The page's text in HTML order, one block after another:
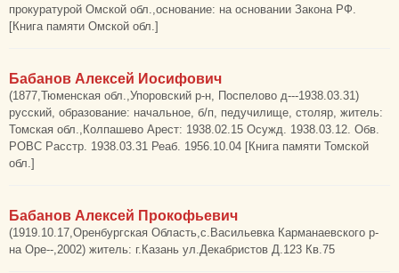
прокуратурой Омской обл.,основание: на основании Закона РФ.
[Книга памяти Омской обл.]
Бабанов Алексей Иосифович
(1877,Тюменская обл.,Упоровский р-н, Поспелово д---1938.03.31)
русский, образование: начальное, б/п, педучилище, столяр, житель:
Томская обл.,Колпашево Арест: 1938.02.15 Осужд. 1938.03.12. Обв.
РОВС Расстр. 1938.03.31 Реаб. 1956.10.04 [Книга памяти Томской
обл.]
Бабанов Алексей Прокофьевич
(1919.10.17,Оренбургская Область,с.Васильевка Карманаевского р-
на Оре--,2002) житель: г.Казань ул.Декабристов Д.123 Кв.75